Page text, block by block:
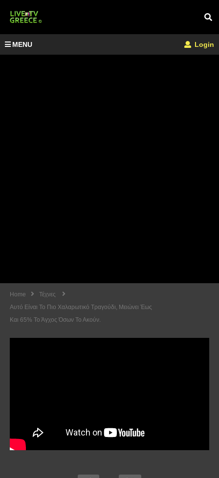
MENU Login
Home
Τέχνες
Αυτό Είναι Το Πιο Χαλαρωτικό Τραγούδι, Μειώνει Έως
Και 65% Το Άγχος Όσων Το Ακούν.